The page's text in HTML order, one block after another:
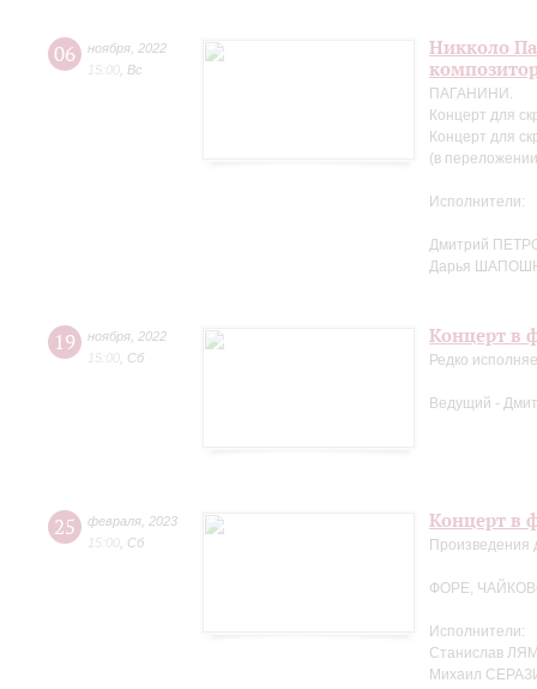
06 ноября 2022
15:00 Вс
Никколо
ПАГАНИНИ.
Концерт для
Концерт для
(в
Исполнители:
Дмитрий
Дарья
19 ноября 2022
15:00 Сб
Концерт в
Редко
Ведущий -
25 февраля 2023
15:00 Сб
Концерт в
Произведения
ФОРЕ,
Исполнители:
Станислав
Михаил